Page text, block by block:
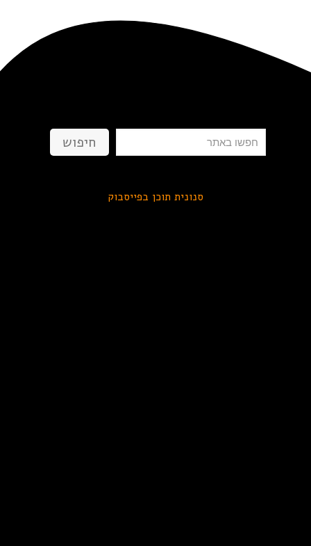
חיפוש חיפוש
סנונית תוכן בפייסבוק